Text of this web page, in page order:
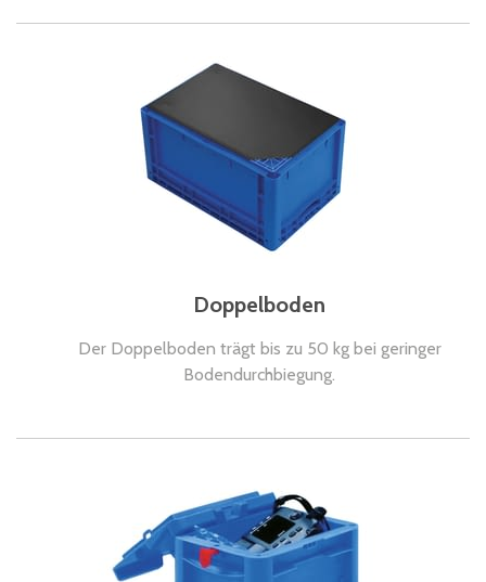
Doppelboden
Der Doppelboden trägt bis zu 50 kg bei geringer
Bodendurchbiegung.